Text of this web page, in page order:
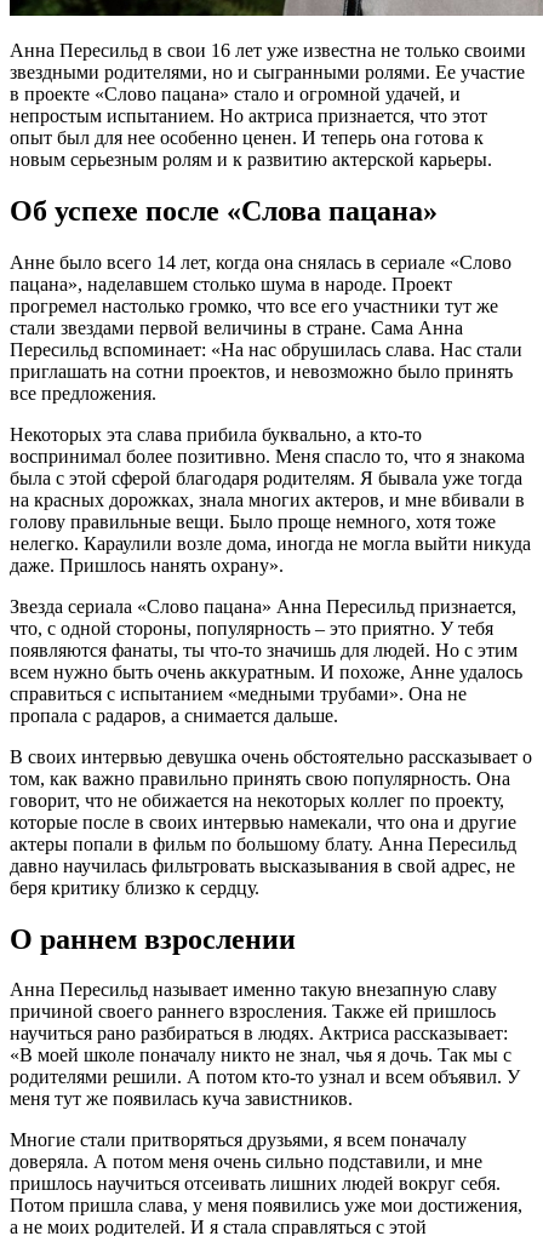
Анна Пересильд в свои 16 лет уже известна не только своими
звездными родителями, но и сыгранными ролями. Ее участие
в проекте «Слово пацана» стало и огромной удачей, и
непростым испытанием. Но актриса признается, что этот
опыт был для нее особенно ценен. И теперь она готова к
новым серьезным ролям и к развитию актерской карьеры.
Об успехе после «Слова пацана»
Анне было всего 14 лет, когда она снялась в сериале «Слово
пацана», наделавшем столько шума в народе. Проект
прогремел настолько громко, что все его участники тут же
стали звездами первой величины в стране. Сама Анна
Пересильд вспоминает: «На нас обрушилась слава. Нас стали
приглашать на сотни проектов, и невозможно было принять
все предложения.
Некоторых эта слава прибила буквально, а кто-то
воспринимал более позитивно. Меня спасло то, что я знакома
была с этой сферой благодаря родителям. Я бывала уже тогда
на красных дорожках, знала многих актеров, и мне вбивали в
голову правильные вещи. Было проще немного, хотя тоже
нелегко. Караулили возле дома, иногда не могла выйти никуда
даже. Пришлось нанять охрану».
Звезда сериала «Слово пацана» Анна Пересильд признается,
что, с одной стороны, популярность – это приятно. У тебя
появляются фанаты, ты что-то значишь для людей. Но с этим
всем нужно быть очень аккуратным. И похоже, Анне удалось
справиться с испытанием «медными трубами». Она не
пропала с радаров, а снимается дальше.
В своих интервью девушка очень обстоятельно рассказывает о
том, как важно правильно принять свою популярность. Она
говорит, что не обижается на некоторых коллег по проекту,
которые после в своих интервью намекали, что она и другие
актеры попали в фильм по большому блату. Анна Пересильд
давно научилась фильтровать высказывания в свой адрес, не
беря критику близко к сердцу.
О раннем взрослении
Анна Пересильд называет именно такую внезапную славу
причиной своего раннего взросления. Также ей пришлось
научиться рано разбираться в людях. Актриса рассказывает:
«В моей школе поначалу никто не знал, чья я дочь. Так мы с
родителями решили. А потом кто-то узнал и всем объявил. У
меня тут же появилась куча завистников.
Многие стали притворяться друзьями, я всем поначалу
доверяла. А потом меня очень сильно подставили, и мне
пришлось научиться отсеивать лишних людей вокруг себя.
Потом пришла слава, у меня появились уже мои достижения,
а не моих родителей. И я стала справляться с этой